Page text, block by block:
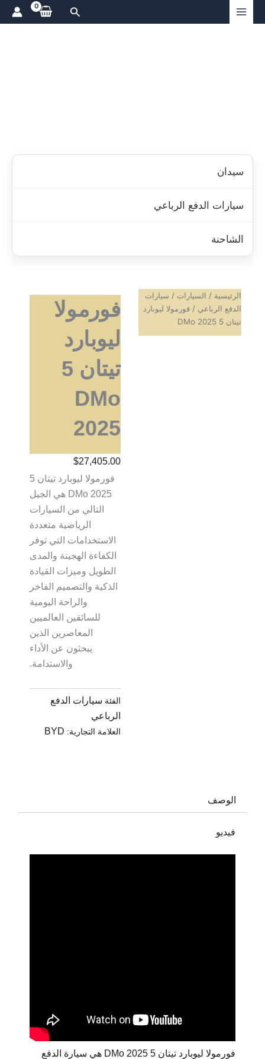
البحث
سيدان
سيارات الدفع الرباعي
الشاحنة
الرئيسية/السيارات/ سيارات
الدفع الرباعي / فورمولا ليوبارد
تيتان 5 DMo 2025
فورمولا
ليوبارد
تيتان 5
DMo
2025
$27,405.00
فورمولا ليوبارد تيتان 5
DMo 2025 هي الجيل
التالي من السيارات
الرياضية متعددة
الاستخدامات التي توفر
الكفاءة الهجينة والمدى
الطويل وميزات القيادة
الذكية والتصميم الفاخر
والراحة اليومية
للسائقين العالميين
المعاصرين الذين
يبحثون عن الأداء
والاستدامة.
سيارات الدفع
الرباعي
العلامة التجارية:BYD
الوصف
فيديو
فورمولا ليوبارد تيتان 5 DMo 2025 هي سيارة الدفع